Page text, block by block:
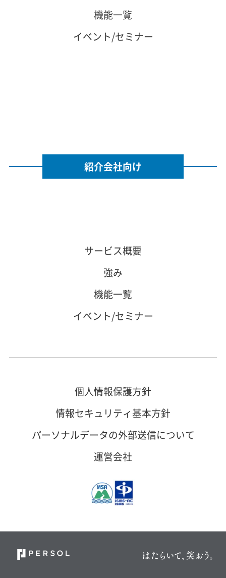
機能一覧
イベント/セミナー
紹介会社向け
サービス概要
強み
機能一覧
イベント/セミナー
個人情報保護方針
情報セキュリティ基本方針
パーソナルデータの外部送信について
運営会社